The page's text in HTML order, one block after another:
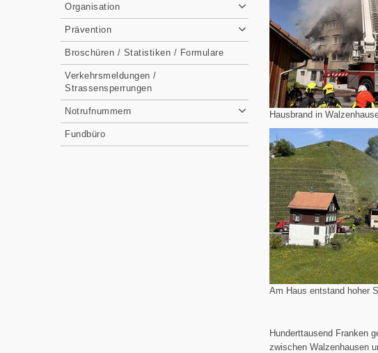
Organisation
Prävention
Broschüren / Statistiken / Formulare
Verkehrsmeldungen /
Strassensperrungen
Notrufnummern
Fundbüro
Hausbrand in
Am Haus entstand hoher
Hunderttausend Franken
zwischen Walzenhausen